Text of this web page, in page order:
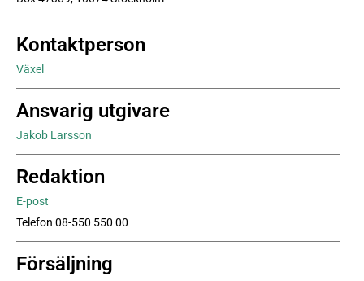
Kontaktperson
Växel
Ansvarig utgivare
Jakob Larsson
Redaktion
E-post
Telefon 08-550 550 00
Försäljning